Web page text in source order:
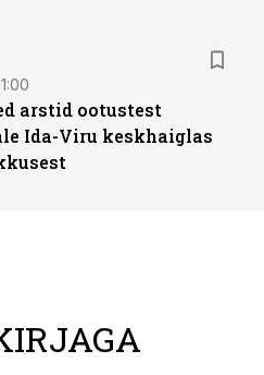
arstid ootustest
Ida-Viru keskhaiglas